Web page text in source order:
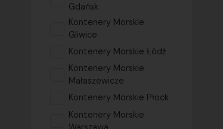
Gdańsk
Kontenery Morskie
Gliwice
Kontenery Morskie Łódź
Kontenery Morskie
Małaszewicze
Kontenery Morskie Płock
Kontenery Morskie